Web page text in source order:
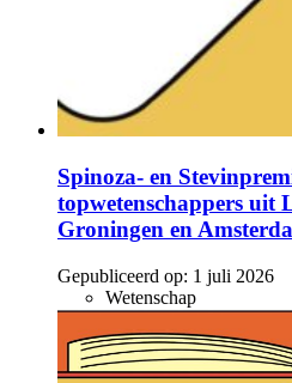
Spinoza- en
topwetenschappers uit
Groningen en
Gepubliceerd op: 1 juli 2026
Wetenschap